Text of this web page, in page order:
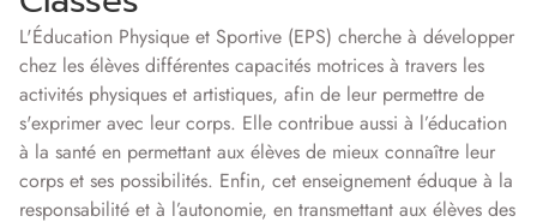
L'Éducation Physique et Sportive (EPS) cherche à développer
chez les élèves différentes capacités motrices à travers les
activités physiques et artistiques, afin de leur permettre de
s'exprimer avec leur corps. Elle contribue aussi à l’éducation
à la santé en permettant aux élèves de mieux connaître leur
corps et ses possibilités. Enfin, cet enseignement éduque à la
responsabilité et à l’autonomie, en transmettant aux élèves des